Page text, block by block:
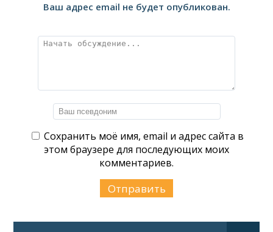
Ваш адрес email не будет опубликован.
Сохранить моё имя, email и адрес сайта в
этом браузере для последующих моих
комментариев.